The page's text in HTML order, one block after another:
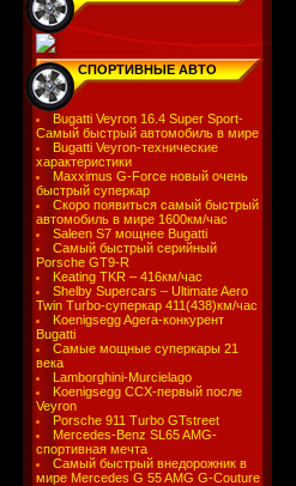
СПОРТИВНЫЕ АВТО
Bugatti Veyron 16.4 Super Sport-
Самый быстрый автомобиль в мире
Bugatti Veyron-технические
характеристики
Maxximus G-Force новый очень
быстрый суперкар
Скоро появиться самый быстрый
автомобиль в мире 1600км/час
Saleen S7 мощнее Bugatti
Самый быстрый серийный
Porsche GT9-R
Keating TKR – 416км/час
Shelby Supercars – Ultimate Aero
Twin Turbo-суперкар 411(438)км/час
Koenigsegg Agera-конкурент
Bugatti
Самые мощные суперкары 21
века
Lamborghini-Murcielago
Koenigsegg CCX-первый после
Veyron
Porsche 911 Turbo GTstreet
Mercedes-Benz SL65 AMG-
спортивная мечта
Самый быстрый внедорожник в
мире Mercedes G 55 AMG G-Couture